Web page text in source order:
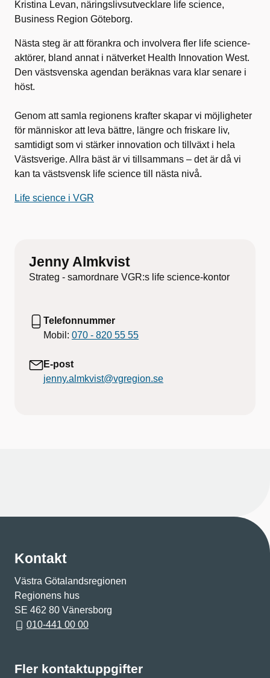
Kristina Levan, näringslivsutvecklare life science,
Business Region Göteborg.
Nästa steg är att förankra och involvera fler life science-
aktörer, bland annat i nätverket Health Innovation West.
Den västsvenska agendan beräknas vara klar senare i
höst.
Genom att samla regionens krafter skapar vi möjligheter
för människor att leva bättre, längre och friskare liv,
samtidigt som vi stärker innovation och tillväxt i hela
Västsverige. Allra bäst är vi tillsammans – det är då vi
kan ta västsvensk life science till nästa nivå.
Life science i VGR
Jenny Almkvist
Strateg - samordnare VGR:s life science-kontor
Telefonnummer
Mobil: 070 - 820 55 55
E-post
jenny.almkvist@vgregion.se
Kontakt
Västra Götalandsregionen
Regionens hus
SE 462 80 Vänersborg
010-441 00 00
Fler kontaktuppgifter